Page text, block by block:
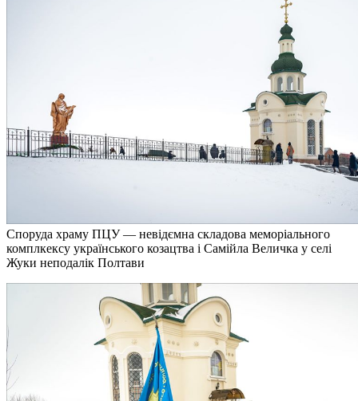
Споруда храму ПЦУ — невідємна складова меморіального
комплкексу українського козацтва і Самійла Величка у селі
Жуки неподалік Полтави